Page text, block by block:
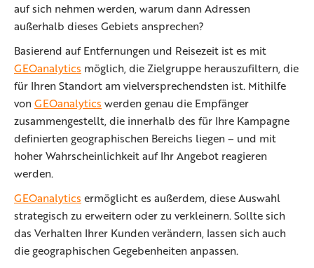
auf sich nehmen werden, warum dann Adressen
außerhalb dieses Gebiets ansprechen?
Basierend auf Entfernungen und Reisezeit ist es mit
GEOanalytics möglich, die Zielgruppe herauszufiltern, die
für Ihren Standort am vielversprechendsten ist. Mithilfe
von GEOanalytics werden genau die Empfänger
zusammengestellt, die innerhalb des für Ihre Kampagne
definierten geographischen Bereichs liegen – und mit
hoher Wahrscheinlichkeit auf Ihr Angebot reagieren
werden.
GEOanalytics ermöglicht es außerdem, diese Auswahl
strategisch zu erweitern oder zu verkleinern. Sollte sich
das Verhalten Ihrer Kunden verändern, lassen sich auch
die geographischen Gegebenheiten anpassen.